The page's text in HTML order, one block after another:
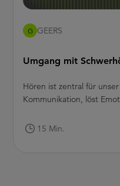
G GEERS
Umgang mit
Hören ist zentral für
Kommunikation, löst
Freunde oder der
die Betroffenen selbst,
15 Min.